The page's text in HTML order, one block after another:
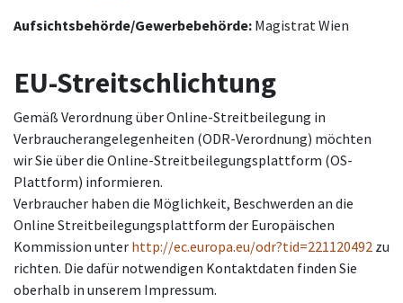
Aufsichtsbehörde/Gewerbebehörde: Magistrat Wien
EU-Streitschlichtung
Gemäß Verordnung über Online-Streitbeilegung in
Verbraucherangelegenheiten (ODR-Verordnung) möchten
wir Sie über die Online-Streitbeilegungsplattform (OS-
Plattform) informieren.
Verbraucher haben die Möglichkeit, Beschwerden an die
Online Streitbeilegungsplattform der Europäischen
Kommission unter http://ec.europa.eu/odr?tid=221120492 zu
richten. Die dafür notwendigen Kontaktdaten finden Sie
oberhalb in unserem Impressum.